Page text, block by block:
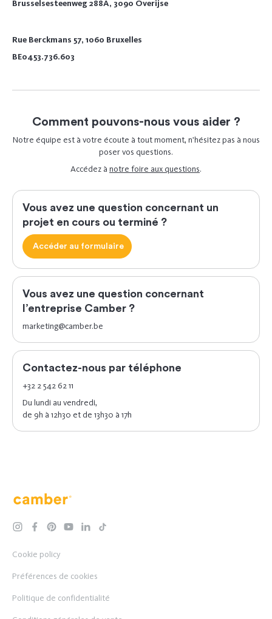
Brusselsesteenweg 288A, 3090 Overijse
Rue Berckmans 57, 1060 Bruxelles
BE0453.736.603
Comment pouvons-nous vous aider ?
Notre équipe est à votre écoute à tout moment, n’hésitez pas à nous
poser vos questions.
Accédez à notre foire aux questions.
Vous avez une question concernant un
projet en cours ou terminé ?
Accéder au formulaire
Vous avez une question concernant
l’entreprise Camber ?
marketing@camber.be
Contactez-nous par téléphone
+32 2 542 62 11
Du lundi au vendredi,
de 9h à 12h30 et de 13h30 à 17h
Camber
instagramfacebookpinterestyoutubelinkedintiktok
Cookie policy
Préférences de cookies
Politique de confidentialité